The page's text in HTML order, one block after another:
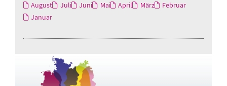
August
Juli Juni Mai April März
Februar
Januar